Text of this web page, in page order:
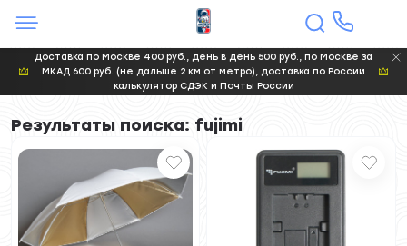
Доставка по Москве 400 руб., день в день 500 руб., по Москве за
МКАД 600 руб. (не дальше 2 км от метро), доставка по России
калькулятор СДЭК и Почты России
Результаты поиска: fujimi